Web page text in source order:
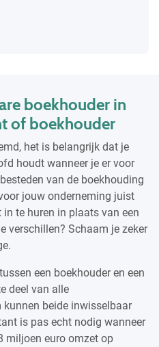
boekhouder in
of boekhouder
het is belangrijk dat je
houdt wanneer je er voor
van de boekhouding
jouw onderneming juist
te huren in plaats van een
verschillen? Schaam je zeker
een boekhouder en een
deel van alle
beide inwisselbaar
is pas echt nodig wanneer
miljoen euro omzet op